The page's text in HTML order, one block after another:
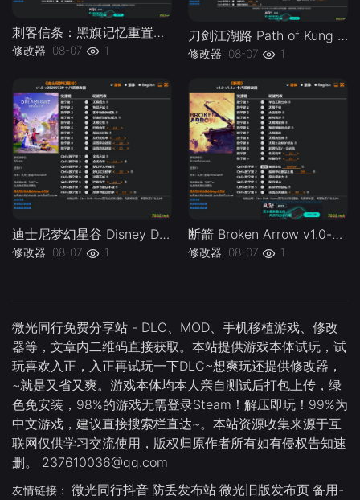
刺客信条：黑旗记忆重置Assassins Creed Black Flag Resynced v1.0-v1.0.x Plus 30 Trainer-单机修改器下载-仅支持迅雷（部分修改器仅支持本站游戏本体
修改器 08-07 1
刀剑江湖路 Path of Kung Fu v1.0 Plus 41 Trainer-单机修改器下载-仅支持迅雷（部分修改器仅支持本站游戏本体
修改器 08-07 1
迪士尼梦幻星谷 Disney Dreamlight Valley v1.0-v20260729 Plus 18 Trainer.-单机修改器下载-仅支持迅雷（部分修改器仅支持本站游戏本体
修改器 08-07 1
断箭 Broken Arrow v1.0-v1.1.x Plus 18 Trainer-单机修改器下载-仅支持迅雷（部分修改器仅支持本站游戏本体
修改器 08-07 1
微光同行免费分享站 - DLC、MOD、手机移植游戏、修改
器等，文章内二维码直接获取。本站提供游戏本体试玩，试
玩喜欢入正，入正再试玩一下DLC~想爽玩还提供修改器，
~就是又省又爽。游戏本体均本人亲自测试后打包上传，绿
色免安装，98%的游戏无需登录Steam！解压即玩！99%为
中文游戏，建议直接搜索栏直达~。本站资源收集来源于互
联网仅供学习交流使用，版权归原作者所有如有侵权告知速
删。 237610036@qq.com
友情链接： 微光同行抖音 防丢发布站 微光旧版发布页 备用-